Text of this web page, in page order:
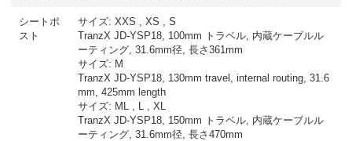
シートポ
スト
サイズ: XXS , XS , S
TranzX JD-YSP18, 100mm トラベル, 内蔵ケーブルル
ーティング, 31.6mm径, 長さ361mm
サイズ: M
TranzX JD-YSP18, 130mm travel, internal routing, 31.6
mm, 425mm length
サイズ: ML , L , XL
TranzX JD-YSP18, 150mm トラベル, 内蔵ケーブルル
ーティング, 31.6mm径, 長さ470mm